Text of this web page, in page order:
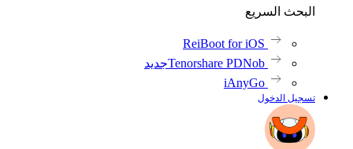
البحث السريع
ReiBoot for iOS
Tenorshare PDNobجديد
iAnyGo
تسجيل الدخول